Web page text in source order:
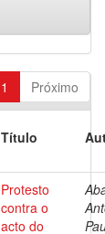
1 Próximo
Título
Protesto
contra o
acto do